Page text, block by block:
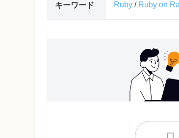
キーワード Ruby / Ruby on